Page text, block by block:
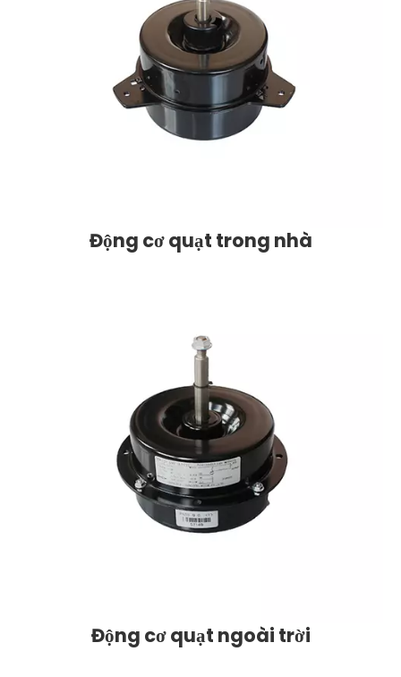
Động cơ quạt trong nhà
Động cơ quạt ngoài trời